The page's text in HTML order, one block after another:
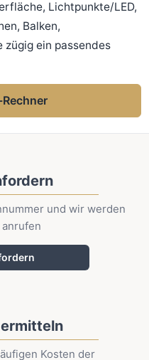
Lichtpunkte/LED,
Balken,
zügig ein passendes
und wir werden
Kosten der